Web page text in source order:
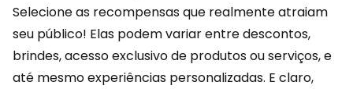
Selecione as recompensas que realmente atraiam
seu público! Elas podem variar entre descontos,
brindes, acesso exclusivo de produtos ou serviços, e
até mesmo experiências personalizadas. E claro,